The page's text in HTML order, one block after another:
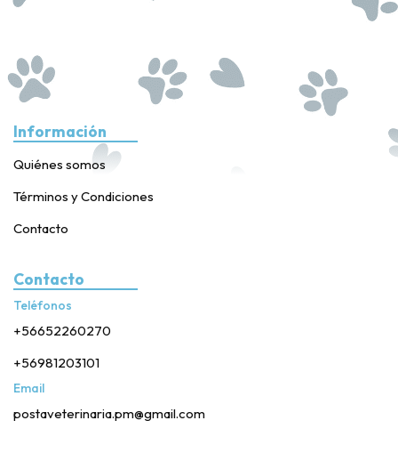
Información
Quiénes somos
Términos y Condiciones
Contacto
Contacto
Teléfonos
+56652260270
+56981203101
Email
postaveterinaria.pm@gmail.com